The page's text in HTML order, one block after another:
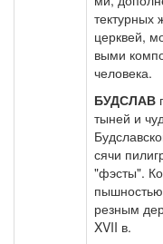
тек­тур­ных
церк­вей,
вы­ми
человека.
БУДСЛАВ
ты­ней и
ся­чи
"фэ­с­ты".
рез­ным
XVII в.